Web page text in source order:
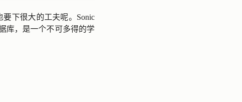
下很大的工夫呢。Sonic
库，是一个不可多得的学